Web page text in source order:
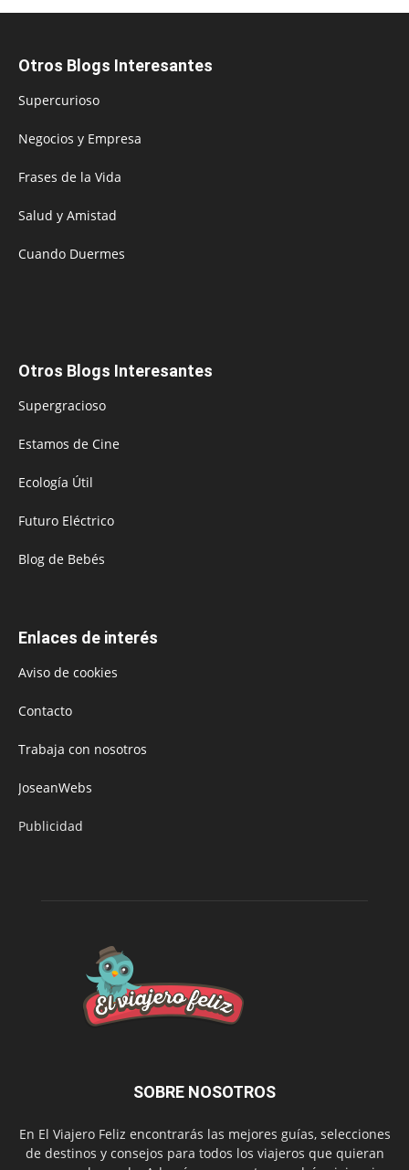
Otros Blogs Interesantes
Supercurioso
Negocios y Empresa
Frases de la Vida
Salud y Amistad
Cuando Duermes
Otros Blogs Interesantes
Supergracioso
Estamos de Cine
Ecología Útil
Futuro Eléctrico
Blog de Bebés
Enlaces de interés
Aviso de cookies
Contacto
Trabaja con nosotros
JoseanWebs
Publicidad
SOBRE NOSOTROS
En El Viajero Feliz encontrarás las mejores guías, selecciones
de destinos y consejos para todos los viajeros que quieran